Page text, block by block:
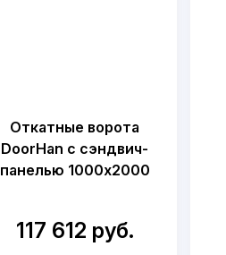
Откатные ворота
DoorHan с сэндвич-
панелью 1000x2000
117 612 руб.